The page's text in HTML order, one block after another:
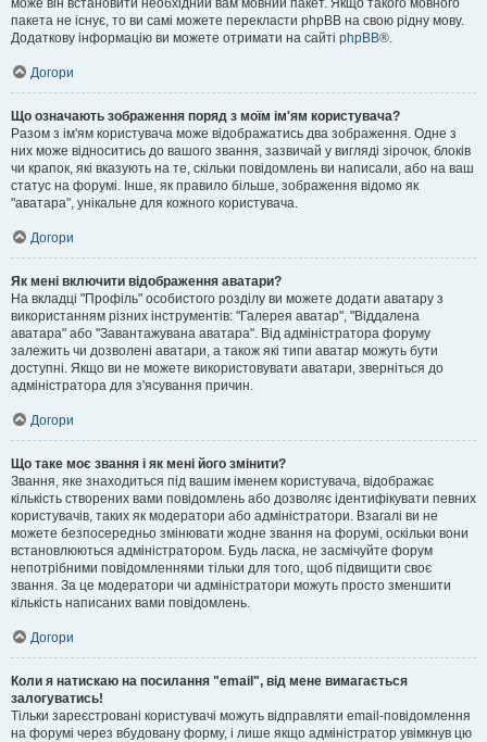
може він встановити необхідний вам мовний пакет. Якщо такого мовного
пакета не існує, то ви самі можете перекласти phpBB на свою рідну мову.
Додаткову інформацію ви можете отримати на сайті phpBB®.
Догори
Що означають зображення поряд з моїм ім'ям користувача?
Разом з ім'ям користувача може відображатись два зображення. Одне з
них може відноситись до вашого звання, зазвичай у вигляді зірочок, блоків
чи крапок, які вказують на те, скільки повідомлень ви написали, або на ваш
статус на форумі. Інше, як правило більше, зображення відомо як
"аватара", унікальне для кожного користувача.
Догори
Як мені включити відображення аватари?
На вкладці "Профіль" особистого розділу ви можете додати аватару з
використанням різних інструментів: "Галерея аватар", "Віддалена
аватара" або "Завантажувана аватара". Від адміністратора форуму
залежить чи дозволені аватари, а також які типи аватар можуть бути
доступні. Якщо ви не можете використовувати аватари, зверніться до
адміністратора для з'ясування причин.
Догори
Що таке моє звання і як мені його змінити?
Звання, яке знаходиться під вашим іменем користувача, відображає
кількість створених вами повідомлень або дозволяє ідентифікувати певних
користувачів, таких як модератори або адміністратори. Взагалі ви не
можете безпосередньо змінювати жодне звання на форумі, оскільки вони
встановлюються адміністратором. Будь ласка, не засмічуйте форум
непотрібними повідомленнями тільки для того, щоб підвищити своє
звання. За це модератори чи адміністратори можуть просто зменшити
кількість написаних вами повідомлень.
Догори
Коли я натискаю на посилання "email", від мене вимагається
залогуватись!
Тільки зареєстровані користувачі можуть відправляти email-повідомлення
на форумі через вбудовану форму, і лише якщо адміністратор увімкнув цю